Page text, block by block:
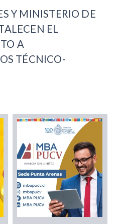
Y MINISTERIO DE
EL
A
TÉCNICO-